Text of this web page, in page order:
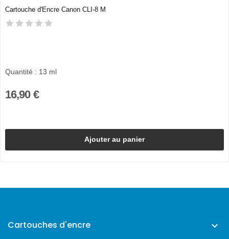
Cartouche d'Encre Canon CLI-8 M
Quantité : 13 ml
16,90 €
Ajouter au panier
Cartouches d'encre 